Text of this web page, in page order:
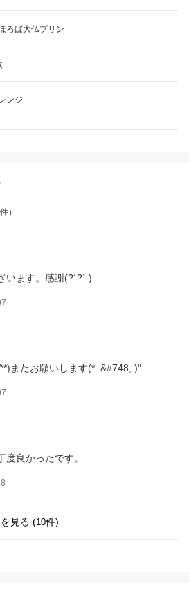
ろば大仏プリン
ンジ
件）
います。感謝(?´?` )
またお願いします(* .&#748;.)"
良かったです。
見る (10件)